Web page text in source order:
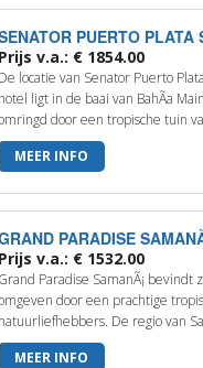
PUERTO PLATA
Prijs v.a.: € 1854.00
De locatie van Senator Puerto
hotel ligt in de baai van BahÃ­a
door een tropische tuin
MEER INFO
PARADISE
Prijs v.a.: € 1532.00
Grand Paradise SamanÃ¡
door een prachtige
natuurliefhebbers. De regio van
MEER INFO